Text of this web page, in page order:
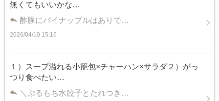
無くてもいいかな…
酢豚にパイナップルはありで…
2026/04/10 15:16
１）スープ溢れる小籠包×チャーハン×サラダ２）がっ
つり食べたい…
＼ぷるもち水餃子とたれつき…